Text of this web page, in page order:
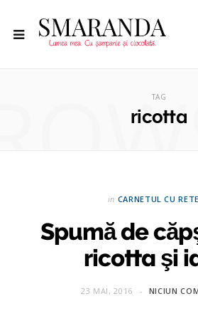
TAG
ricotta
in CARNETUL CU
Spumă de
ricotta şi
23 MAI, 2016 NICIUN